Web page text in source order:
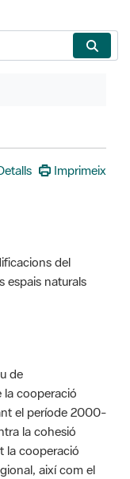
Imprimeix
del
espais naturals
de
la cooperació
el període 2000-
la cohesió
la cooperació
així com el